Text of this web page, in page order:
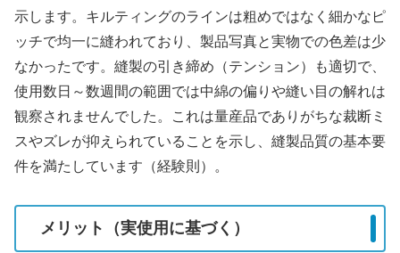
示します。キルティングのラインは粗めではなく細かなピ
ッチで均一に縫われており、製品写真と実物での色差は少
なかったです。縫製の引き締め（テンション）も適切で、
使用数日～数週間の範囲では中綿の偏りや縫い目の解れは
観察されませんでした。これは量産品でありがちな裁断ミ
スやズレが抑えられていることを示し、縫製品質の基本要
件を満たしています（経験則）。
メリット（実使用に基づく）